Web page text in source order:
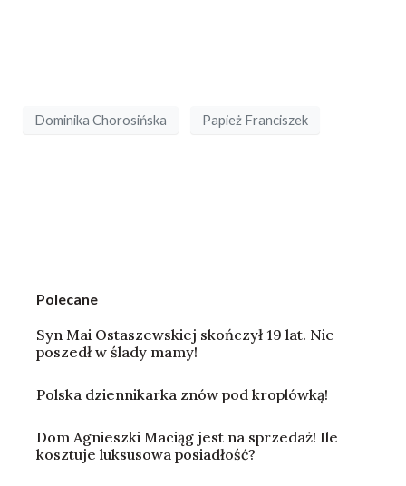
Dominika Chorosińska Papież Franciszek
Polecane
Syn Mai Ostaszewskiej skończył 19 lat. Nie
poszedł w ślady mamy!
Polska dziennikarka znów pod kroplówką!
Dom Agnieszki Maciąg jest na sprzedaż! Ile
kosztuje luksusowa posiadłość?